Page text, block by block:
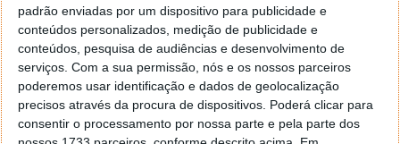
padrão enviadas por um dispositivo para publicidade e
conteúdos personalizados, medição de publicidade e
conteúdos, pesquisa de audiências e desenvolvimento de
serviços. Com a sua permissão, nós e os nossos parceiros
poderemos usar identificação e dados de geolocalização
precisos através da procura de dispositivos. Poderá clicar para
consentir o processamento por nossa parte e pela parte dos
Responder
Vítor M.
7 de Novembro de 2005 às 01:39
@Reporter
Desculpa mas o link funciona. Seja como for segue por mail
o MSn Messenger 8.
Responder